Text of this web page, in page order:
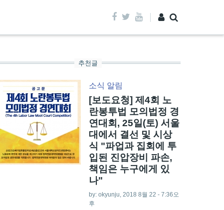
추천글
소식 알림
[보도요청] 제4회 노
란봉투법 모의법정 경
연대회, 25일(토) 서울
대에서 결선 및 시상
식 "파업과 집회에 투
입된 진압장비 파손,
책임은 누구에게 있
나"
by: okyunju, 2018 8월 22 - 7:36오
후